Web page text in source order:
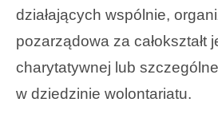
działających wspólnie,
pozarządowa za całokształt
charytatywnej lub
w dziedzinie wolontariatu.